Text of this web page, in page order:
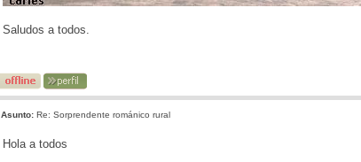
Saludos a todos.
Asunto: Re: Sorprendente románico rural
Hola a todos